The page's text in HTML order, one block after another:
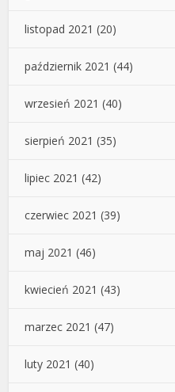
listopad 2021 (20)
październik 2021 (44)
wrzesień 2021 (40)
sierpień 2021 (35)
lipiec 2021 (42)
czerwiec 2021 (39)
maj 2021 (46)
kwiecień 2021 (43)
marzec 2021 (47)
luty 2021 (40)